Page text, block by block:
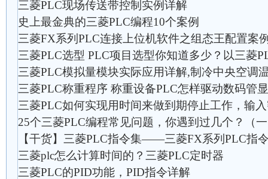
三菱PLC现场传送带控制实例详解
史上最金典的三菱PLC编程10个案例
三菱FX系列PLC连接上位机软件之组态王配置案
三菱PLC选型 PLC项目选型你知道多少？以三菱
三菱PLC模拟量模块实际应用详解,制冷中央空调
三菱PLC称重程序 称重设备PLC怎样驱动数码管
三菱PLC如何实现用时间来做到期停止工作，输
25个三菱PLC编程常见问题，你遇到过几个？（
【干货】三菱PLC指令集——三菱FX系列PLC指
三菱plc怎么计算时间的？三菱PLC定时器
三菱PLC的PID功能，PID指令详解